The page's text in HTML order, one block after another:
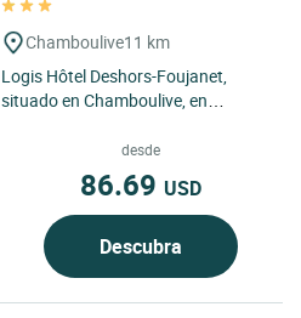
Chamboulive11 km
Logis Hôtel Deshors-Foujanet,
situado en Chamboulive, en
familiar que ha sobrevivido a
generaciones,...
desde
86.69 USD
Descubra